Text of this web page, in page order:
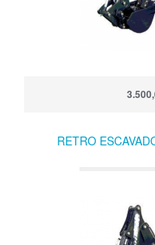
RETRO